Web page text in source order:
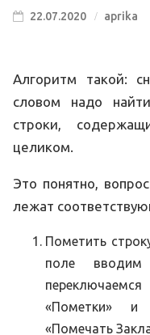
22.07.2020 aprika
Алгоритм такой:
словом надо
строки,
целиком.
Это понятно,
лежат
Пометить
поле
«Пометки» и
«Помечать